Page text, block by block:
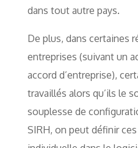
dans tout autre pays.
De plus, dans certaines
entreprises (suivant un
accord d’entreprise),
travaillés alors qu’ils le
souplesse de
SIRH, on peut définir